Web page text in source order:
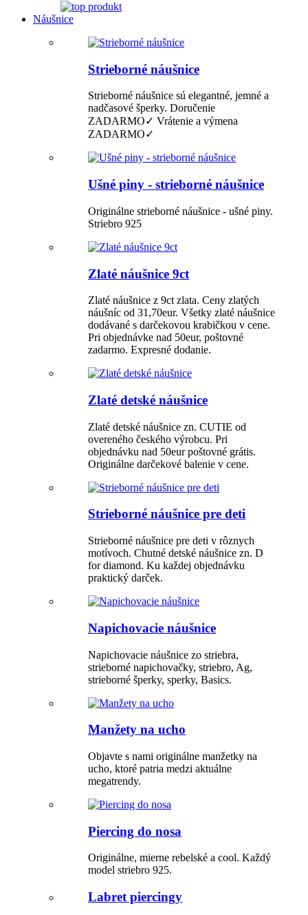
Náušnice
Strieborné náušnice
Strieborné náušnice sú elegantné, jemné a
nadčasové šperky. Doručenie
ZADARMO✓ Vrátenie a výmena
ZADARMO✓
Ušné piny - strieborné náušnice
Originálne strieborné náušnice - ušné piny.
Striebro 925
Zlaté náušnice 9ct
Zlaté náušnice z 9ct zlata. Ceny zlatých
náušníc od 31,70eur. Všetky zlaté náušnice
dodávané s darčekovou krabičkou v cene.
Pri objednávke nad 50eur, poštovné
zadarmo. Expresné dodanie.
Zlaté detské náušnice
Zlaté detské náušnice zn. CUTIE od
overeného českého výrobcu. Pri
objednávku nad 50eur poštovné grátis.
Originálne darčekové balenie v cene.
Strieborné náušnice pre deti
Strieborné náušnice pre deti v rôznych
motívoch. Chutné detské náušnice zn. D
for diamond. Ku každej objednávku
praktický darček.
Napichovacie náušnice
Napichovacie náušnice zo striebra,
strieborné napichovačky, striebro, Ag,
strieborné šperky, sperky, Basics.
Manžety na ucho
Objavte s nami originálne manžetky na
ucho, ktoré patria medzi aktuálne
megatrendy.
Piercing do nosa
Originálne, mierne rebelské a cool. Každý
model striebro 925.
Labret piercingy